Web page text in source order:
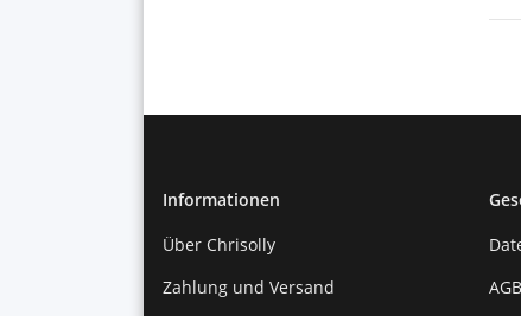
Informationen
Über Chrisolly
Zahlung und Versand
AGB